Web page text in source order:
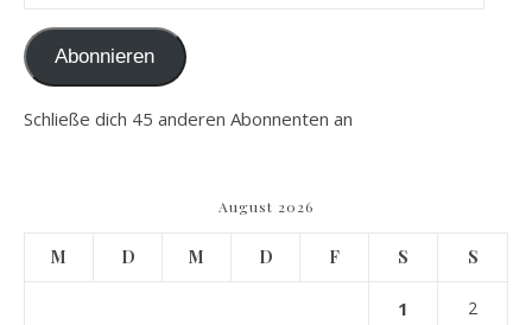
Abonnieren
Schließe dich 45 anderen Abonnenten an
August 2026
M D M D F S S
1 2